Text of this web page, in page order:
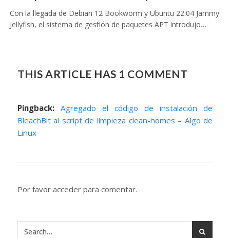
Con la llegada de Debian 12 Bookworm y Ubuntu 22.04 Jammy
Jellyfish, el sistema de gestión de paquetes APT introdujo…
THIS ARTICLE HAS 1 COMMENT
Pingback:
Agregado el código de instalación de
BleachBit al script de limpieza clean-homes – Algo de
Linux
Por favor acceder para comentar.